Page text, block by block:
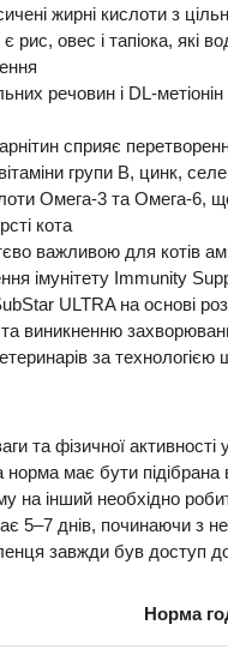
жирні кислоти з
рис, овес і тапіока, які
речовин і DL-
сприяє
групи B, цинк,
Омега-3 та Омега-6,
кота
важливою для котів
імунітету Immunity
ULTRA на основі
та виникненню
за
та фізичної
має бути
на інший необхідно
5–7 днів, починаючи з
завжди був доступ до
Норма